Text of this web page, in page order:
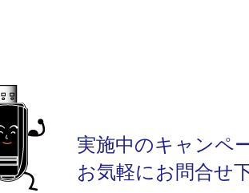
実施中のキャンペ
お気軽にお問合せ